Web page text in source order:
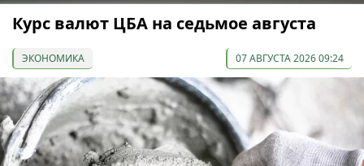
Курс валют ЦБА на седьмое августа
ЭКОНОМИКА 07 АВГУСТА 2026 09:24